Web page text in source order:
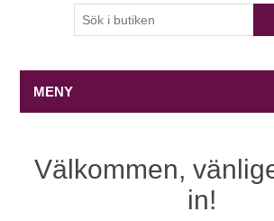
MENY
Välkommen,
in!